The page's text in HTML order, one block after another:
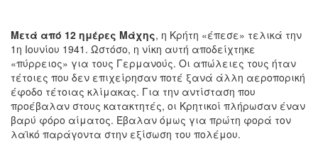
Μετά από 12 ημέρες Μάχης, η Κρήτη «έπεσε» τελικά την
1η Ιουνίου 1941. Ωστόσο, η νίκη αυτή αποδείχτηκε
«πύρρειος» για τους Γερμανούς. Οι απώλειες τους ήταν
τέτοιες που δεν επιχείρησαν ποτέ ξανά άλλη αεροπορική
έφοδο τέτοιας κλίμακας. Για την αντίσταση που
προέβαλαν στους κατακτητές, οι Κρητικοί πλήρωσαν έναν
βαρύ φόρο αίματος. Έβαλαν όμως για πρώτη φορά τον
λαϊκό παράγοντα στην εξίσωση του πολέμου.